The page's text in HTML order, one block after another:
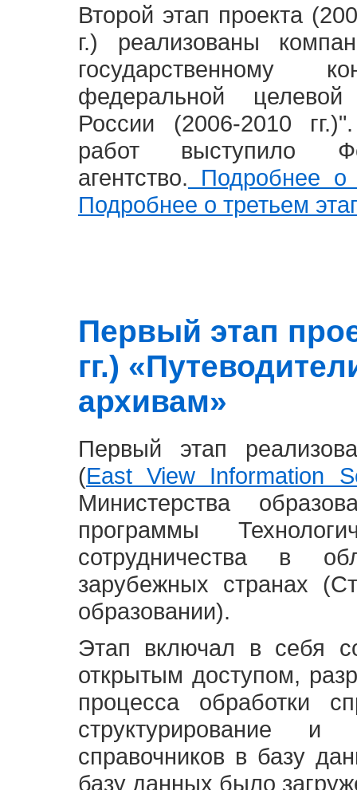
Второй этап проекта
г.) реализованы
государственному
федеральной
России (2006-2010
работ выступило
агентство. Подробнее о
Подробнее о третьем
Первый этап
гг.)
архивам»
Первый этап
(East View Information
Министерства
программы
сотрудничества в
зарубежных странах
образовании).
Этап включал в себя
открытым доступом,
процесса обработки
структурирование и
справочников в базу
базу данных было